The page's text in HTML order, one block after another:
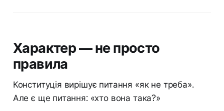
Характер — не просто
правила
Конституція вирішує питання «як не треба».
Але є ще питання: «хто вона така?»